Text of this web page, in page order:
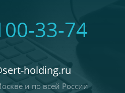
33-74
holding.ru
и по всей России